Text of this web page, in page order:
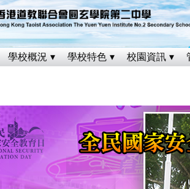
學校概況 學校特色 校園資訊